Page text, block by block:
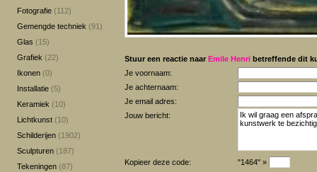
Fotografie (112)
Gemengde techniek (91)
Glas (15)
Grafiek (22)
Ikonen (0)
Installatie (5)
Keramiek (10)
Lichtkunst (10)
Schilderijen (1902)
Sculpturen (187)
Tekeningen (87)
Stuur een reactie naar Emile Henri betreffende dit
Je voornaam:
Je achternaam:
Je email adres:
Jouw bericht:
Kopieer deze code: "1464" »